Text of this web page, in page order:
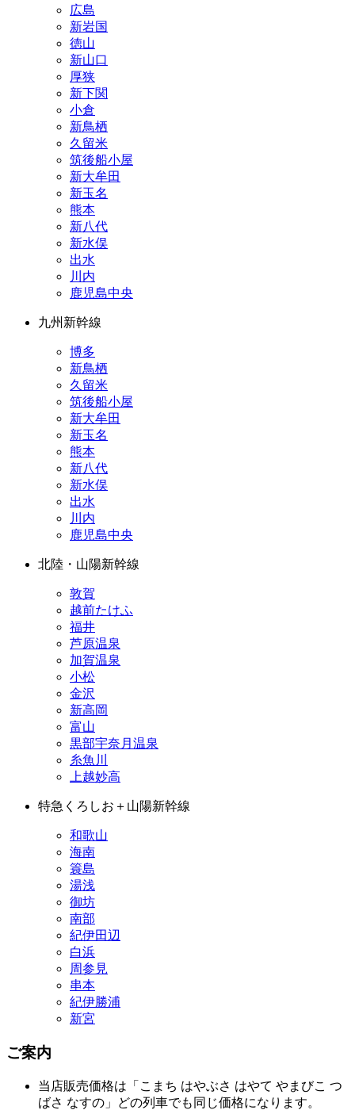
広島
新岩国
徳山
新山口
厚狭
新下関
小倉
新鳥栖
久留米
筑後船小屋
新大牟田
新玉名
熊本
新八代
新水俣
出水
川内
鹿児島中央
九州新幹線
博多
新鳥栖
久留米
筑後船小屋
新大牟田
新玉名
熊本
新八代
新水俣
出水
川内
鹿児島中央
北陸・山陽新幹線
敦賀
越前たけふ
福井
芦原温泉
加賀温泉
小松
金沢
新高岡
富山
黒部宇奈月温泉
糸魚川
上越妙高
特急くろしお＋山陽新幹線
和歌山
海南
簑島
湯浅
御坊
南部
紀伊田辺
白浜
周参見
串本
紀伊勝浦
新宮
ご案内
当店販売価格は「こまち はやぶさ はやて やまびこ つ
ばさ なすの」どの列車でも同じ価格になります。